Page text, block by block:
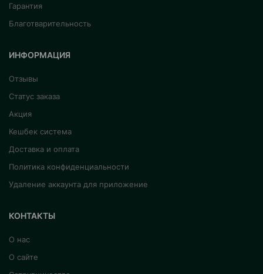
Гарантия
Благотварительность
ИНФОРМАЦИЯ
Отзывы
Статус заказа
Акция
Кешбек система
Доставка и оплата
Политика конфиденциальности
Удаление аккаунта для приложение
КОНТАКТЫ
О нас
О сайте